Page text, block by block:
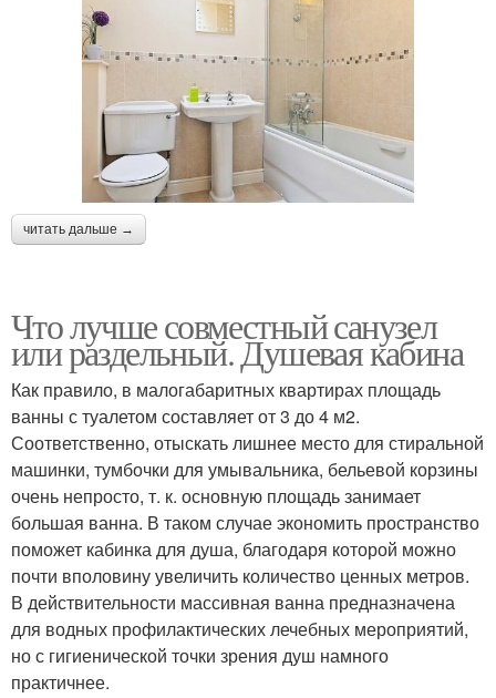
читать дальше →
Что лучше совместный санузел
или раздельный. Душевая кабина
Как правило, в малогабаритных квартирах площадь
ванны с туалетом составляет от 3 до 4 м2.
Соответственно, отыскать лишнее место для стиральной
машинки, тумбочки для умывальника, бельевой корзины
очень непросто, т. к. основную площадь занимает
большая ванна. В таком случае экономить пространство
поможет кабинка для душа, благодаря которой можно
почти вполовину увеличить количество ценных метров.
В действительности массивная ванна предназначена
для водных профилактических лечебных мероприятий,
но с гигиенической точки зрения душ намного
практичнее.